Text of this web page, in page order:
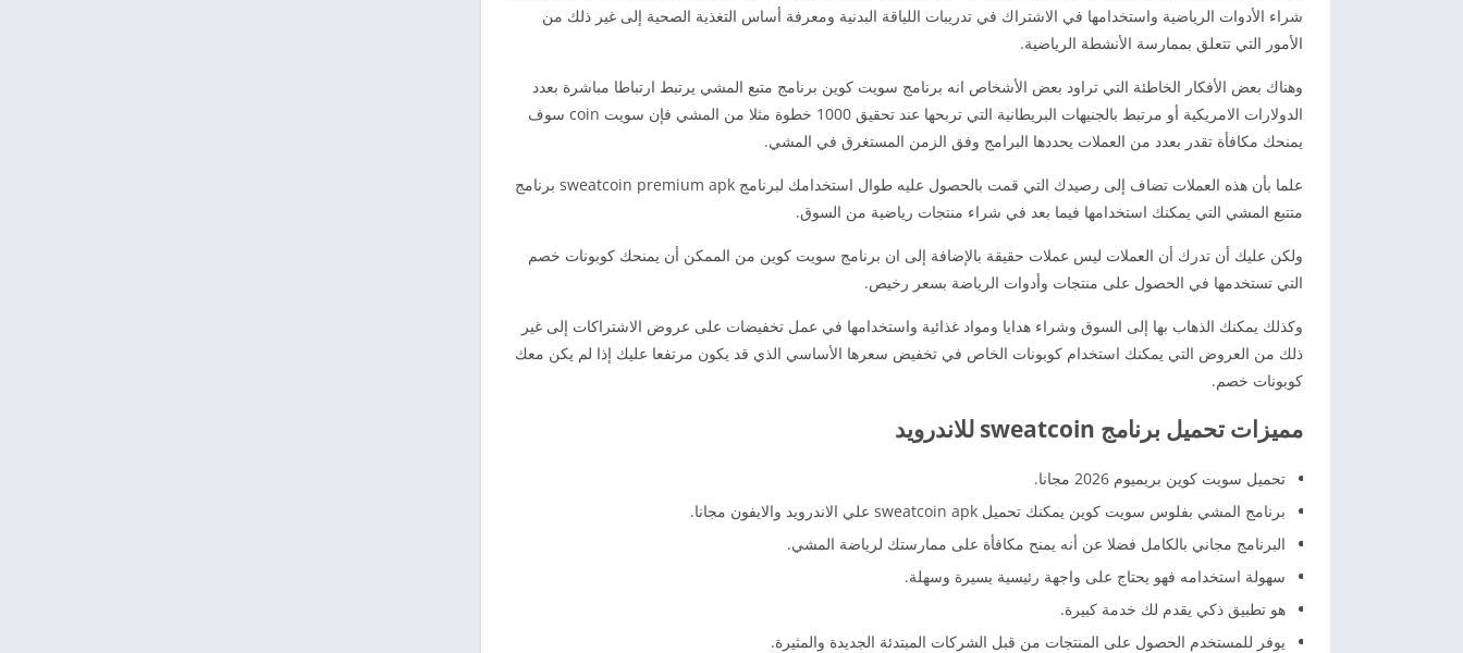
شراء الأدوات الرياضية واستخدامها في الاشتراك في تدريبات اللياقة البدنية ومعرفة أساس التغذية الصحية إلى غير ذلك من
الأمور التي تتعلق بممارسة الأنشطة الرياضية.
وهناك بعض الأفكار الخاطئة التي تراود بعض الأشخاص انه برنامج سويت كوين برنامج متبع المشي يرتبط ارتباطا مباشرة بعدد
الدولارات الامريكية أو مرتبط بالجنيهات البريطانية التي تربحها عند تحقيق 1000 خطوة مثلا من المشي فإن سويت coin سوف
يمنحك مكافأة تقدر بعدد من العملات يحددها البرامج وفق الزمن المستغرق في المشي.
علما بأن هذه العملات تضاف إلى رصيدك التي قمت بالحصول عليه طوال استخدامك لبرنامج sweatcoin premium apk برنامج
متتبع المشي التي يمكنك استخدامها فيما بعد في شراء منتجات رياضية من السوق.
ولكن عليك أن تدرك أن العملات ليس عملات حقيقة بالإضافة إلى ان برنامج سويت كوين من الممكن أن يمنحك كوبونات خصم
التي تستخدمها في الحصول على منتجات وأدوات الرياضة بسعر رخيص.
وكذلك يمكنك الذهاب بها إلى السوق وشراء هدايا ومواد غذائية واستخدامها في عمل تخفيضات على عروض الاشتراكات إلى غير
ذلك من العروض التي يمكنك استخدام كوبونات الخاص في تخفيض سعرها الأساسي الذي قد يكون مرتفعا عليك إذا لم يكن معك
كوبونات خصم.
مميزات تحميل برنامج sweatcoin للاندرويد
تحميل سويت كوين بريميوم 2026 مجانا.
برنامج المشي بفلوس سويت كوين يمكنك تحميل sweatcoin apk علي الاندرويد والايفون مجانا.
البرنامج مجاني بالكامل فضلا عن أنه يمنح مكافأة على ممارستك لرياضة المشي.
سهولة استخدامه فهو يحتاج على واجهة رئيسية يسيرة وسهلة.
هو تطبيق ذكي يقدم لك خدمة كبيرة.
يوفر للمستخدم الحصول على المنتجات من قبل الشركات المبتدئة الجديدة والمثيرة.